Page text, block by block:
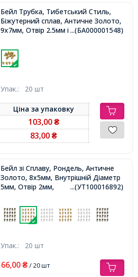
Бейл Трубка, Тибетський Стиль,
Біжутерний сплав, Античне Золото,
9х7мм, Отвір 2.5мм і 5мм,...(БА000001548)
Упак.: 20 шт
Ціна заупаковку
103,00 ₴
83,00₴
Бейл зі Сплаву, Рондель, Античне
Золото, 8х5мм, Внутрішній Діаметр
5мм, Отвір 2мм,
...(УТ100016892)
Упак.: 20 шт
66,00 ₴/ 20 шт